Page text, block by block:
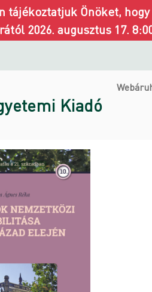
tájékoztatjuk Önöket,
2026. augusztus 17.
Kiadó